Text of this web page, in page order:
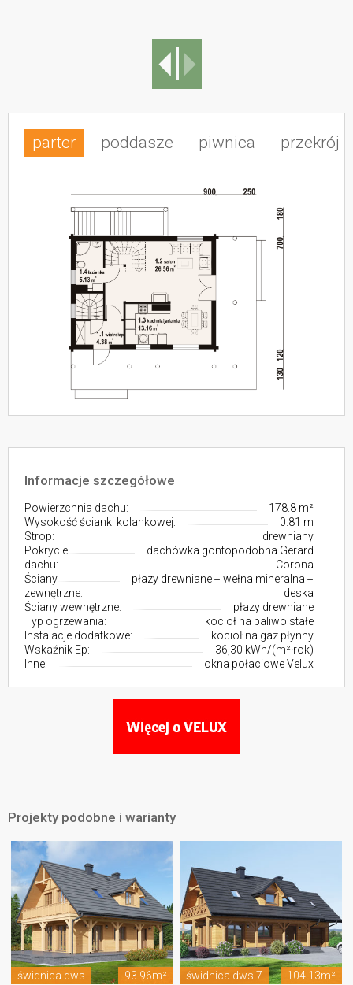
parter poddasze piwnica przekrój
Informacje szczegółowe
Powierzchnia dachu:
178.8 m²
Wysokość ścianki kolankowej:
0.81 m
Strop:
drewniany
Pokrycie
dachu:
dachówka gontopodobna Gerard
Corona
Ściany
zewnętrzne:
płazy drewniane + wełna mineralna +
deska
Ściany wewnętrzne:
płazy drewniane
Typ ogrzewania:
kocioł na paliwo stałe
Instalacje dodatkowe:
kocioł na gaz płynny
Wskaźnik Ep:
36,30 kWh/(m²·rok)
Inne:
okna połaciowe Velux
Projekty podobne i warianty
świdnica dws 93.96m² świdnica dws 7 104.13m²